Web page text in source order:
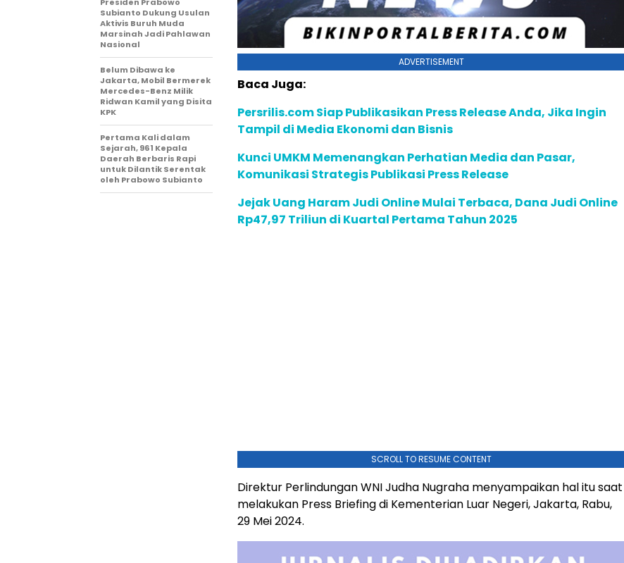
ADVERTISEMENT
Baca Juga:
Persrilis.com Siap Publikasikan Press Release Anda, Jika Ingin
Tampil di Media Ekonomi dan Bisnis
Kunci UMKM Memenangkan Perhatian Media dan Pasar,
Komunikasi Strategis Publikasi Press Release
Jejak Uang Haram Judi Online Mulai Terbaca, Dana Judi Online
Rp47,97 Triliun di Kuartal Pertama Tahun 2025
SCROLL TO RESUME CONTENT
Direktur Perlindungan WNI Judha Nugraha menyampaikan hal itu saat
melakukan Press Briefing di Kementerian Luar Negeri, Jakarta, Rabu,
29 Mei 2024.
Subianto Dukung Usulan
Aktivis Buruh Muda
Marsinah Jadi Pahlawan
Nasional
Belum Dibawa ke
Jakarta, Mobil Bermerek
Mercedes-Benz Milik
Ridwan Kamil yang Disita
KPK
Pertama Kali dalam
Sejarah, 961 Kepala
Daerah Berbaris Rapi
untuk Dilantik Serentak
oleh Prabowo Subianto